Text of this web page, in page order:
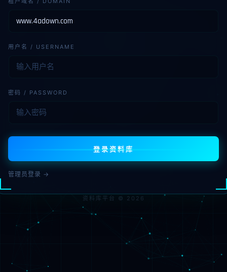
用户名 / USERNAME
密码 / PASSWORD
登录资料库
管理员登录 →
资料库平台 © 2026